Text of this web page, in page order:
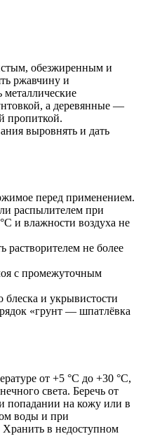
обезжиренным и
ржавчину и
металлические
а деревянные —
пропиткой.
выровнять и дать
перед применением.
распылителем при
и влажности воздуха не
растворителем не более
с промежуточным
блеска и укрывистости
«грунт — шпатлёвка
от +5 °C до +30 °C,
света. Беречь от
попадании на кожу или в
воды и при
Хранить в недоступном